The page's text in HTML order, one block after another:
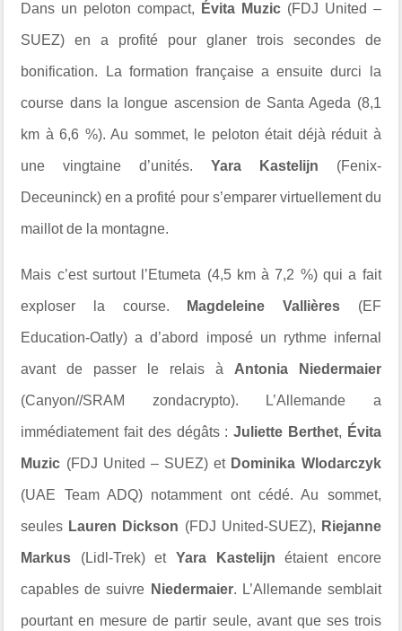
Dans un peloton compact, Évita Muzic(FDJ United –
SUEZ) en a profité pour glaner trois secondes de
bonification. La formation française a ensuite durci la
course dans la longue ascension de Santa Ageda (8,1
km à 6,6 %). Au sommet, le peloton était déjà réduit à
une vingtaine d’unités. Yara Kastelijn (Fenix-
Deceuninck) en a profité pour s’emparer virtuellement du
maillot de la montagne.
Mais c’est surtout l’Etumeta (4,5 km à 7,2 %) qui a fait
exploser la course. Magdeleine Vallières(EF
Education-Oatly) a d’abord imposé un rythme infernal
avant de passer le relais à Antonia Niedermaier
(Canyon//SRAM zondacrypto). L’Allemande a
immédiatement fait des dégâts :Juliette Berthet, Évita
Muzic (FDJ United – SUEZ) et Dominika Wlodarczyk
(UAE Team ADQ) notamment ont cédé. Au sommet,
seules Lauren Dickson (FDJ United-SUEZ), Riejanne
Markus (Lidl-Trek) et Yara Kastelijn étaient encore
capables de suivre Niedermaier. L’Allemande semblait
pourtant en mesure de partir seule, avant que ses trois